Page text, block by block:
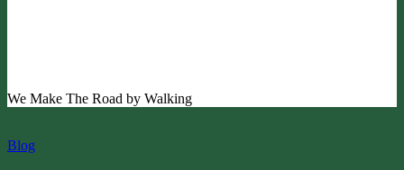
We Make The Road by Walking
Blog